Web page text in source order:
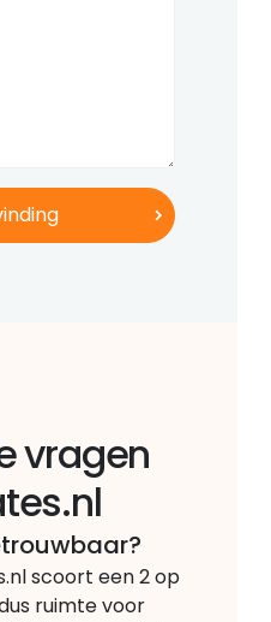
vragen
scoort een 2 op
ruimte voor